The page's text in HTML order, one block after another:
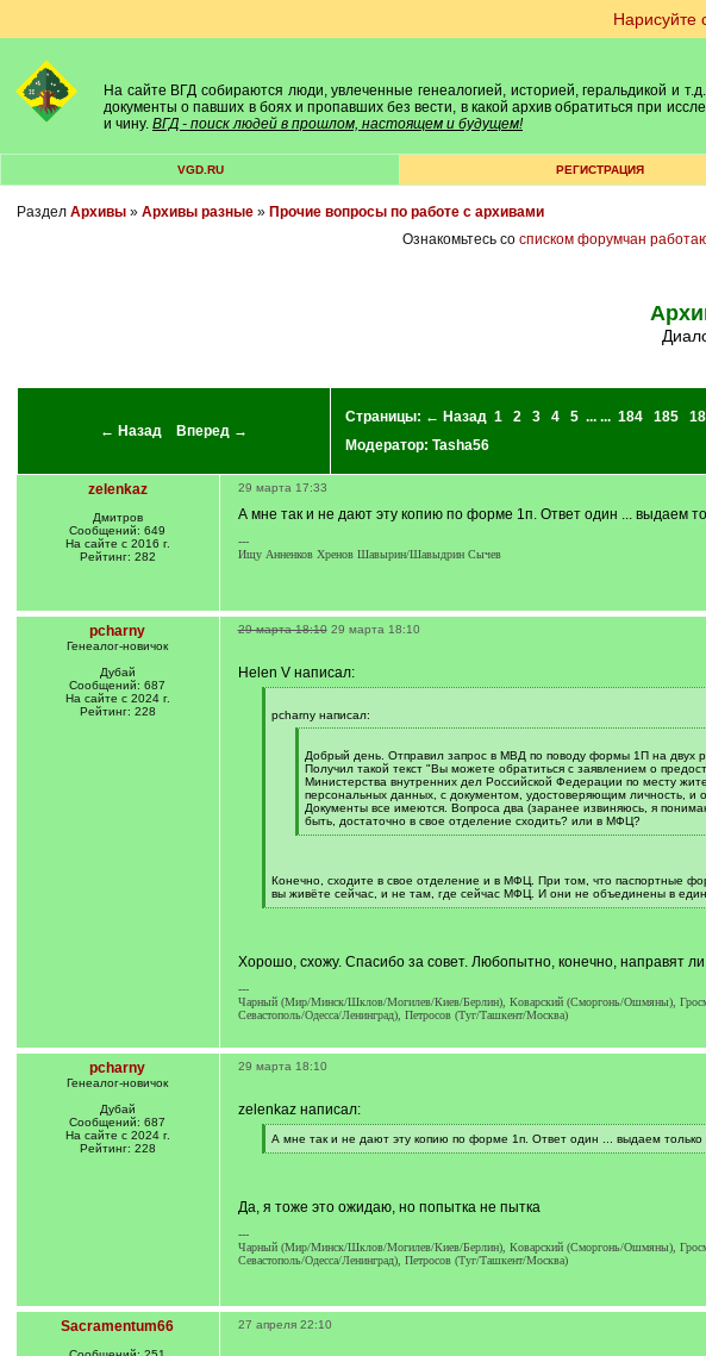
Нарисуйте
На сайте ВГД собираются люди, увлеченные генеалогией, историей, геральдикой и
документы о павших в боях и пропавших без вести, в какой архив обратиться при
и чину. ВГД - поиск людей в прошлом, настоящем и будущем!
VGD.RU РЕГИСТРАЦИЯ
Раздел Архивы» Архивы разные» Прочие вопросы по работе с архивами
Ознакомьтесь со списком форумчан
← Назад Вперед →
Страницы: ← Назад 1 2 3 4 5 ... ... 184 185
Модератор: Tasha56
zelenkaz
Дмитров
Сообщений: 649
На сайте с 2016 г.
Рейтинг: 282
29 марта 17:33
А мне так и не дают эту копию по форме 1п. Ответ один ... выдаем
---
Ищу Анненков Хренов Шавырин/Шавыдрин Сычев
pcharny
Генеалог-новичок
Дубай
Сообщений: 687
На сайте с 2024 г.
Рейтинг: 228
29 марта 18:10 29 марта 18:10
Helen V написал:
q
pcharny написал:
q
]
Добрый день. Отправил запрос в МВД по поводу формы 1П на двух
Получил такой текст "Вы можете обратиться с заявлением о
Министерства внутренних дел Российской Федерации по месту
персональных данных, с документом, удостоверяющим личность, и
Документы все имеются. Вопроса два (заранее извиняюсь, я
быть, достаточно в свое отделение сходить? или в МФЦ?
[
Конечно, сходите в свое отделение и в МФЦ. При том, что паспортные
вы живёте сейчас, и не там, где сейчас МФЦ. И они не объединены в
[
Хорошо, схожу. Спасибо за совет. Любопытно, конечно, направят
---
Чарный (Мир/Минск/Шклов/Могилев/Киев/Берлин), Коварский (Сморгонь/Ошмяны),
Севастополь/Одесса/Ленинград), Петросов (Туг/Ташкент/Москва)
pcharny
Генеалог-новичок
Дубай
Сообщений: 687
На сайте с 2024 г.
Рейтинг: 228
29 марта 18:10
zelenkaz написал:
[
q
А мне так и не дают эту копию по форме 1п. Ответ один ... выдаем
[
Да, я тоже это ожидаю, но попытка не пытка
---
Чарный (Мир/Минск/Шклов/Могилев/Киев/Берлин), Коварский (Сморгонь/Ошмяны),
Севастополь/Одесса/Ленинград), Петросов (Туг/Ташкент/Москва)
Sacramentum66 27 апреля 22:10